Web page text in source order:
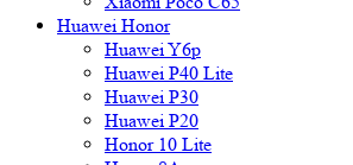
Huawei Honor
Huawei Y6p
Huawei P40 Lite
Huawei P30
Huawei P20
Honor 10 Lite